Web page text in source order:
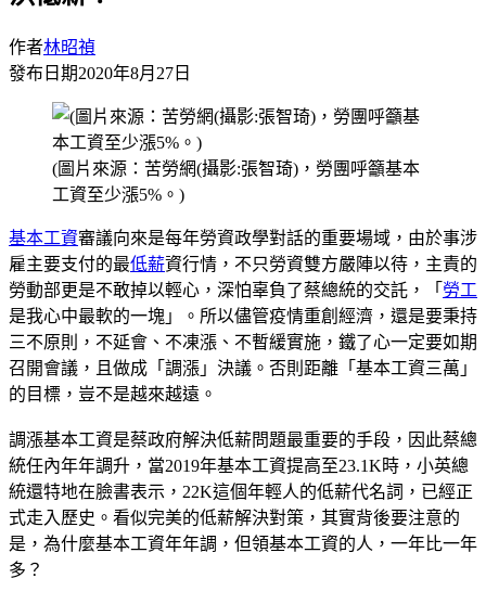
作者林昭禎
發布日期2020年8月27日
(圖片來源：苦勞網(攝影:張智琦)，勞團呼籲基本
工資至少漲5%。)
基本工資審議向來是每年勞資政學對話的重要場域，由於事涉
雇主要支付的最低薪資行情，不只勞資雙方嚴陣以待，主責的
勞動部更是不敢掉以輕心，深怕辜負了蔡總統的交託，「 勞工
是我心中最軟的一塊」。所以儘管疫情重創經濟，還是要秉持
三不原則，不延會、不凍漲、不暫緩實施，鐵了心一定要如期
召開會議，且做成「調漲」決議。否則距離「基本工資三萬」
的目標，豈不是越來越遠。
調漲基本工資是蔡政府解決低薪問題最重要的手段，因此蔡總
統任內年年調升，當2019年基本工資提高至23.1K時，小英總
統還特地在臉書表示，22K這個年輕人的低薪代名詞，已經正
式走入歷史。看似完美的低薪解決對策，其實背後要注意的
是，為什麼基本工資年年調，但領基本工資的人，一年比一年
多？